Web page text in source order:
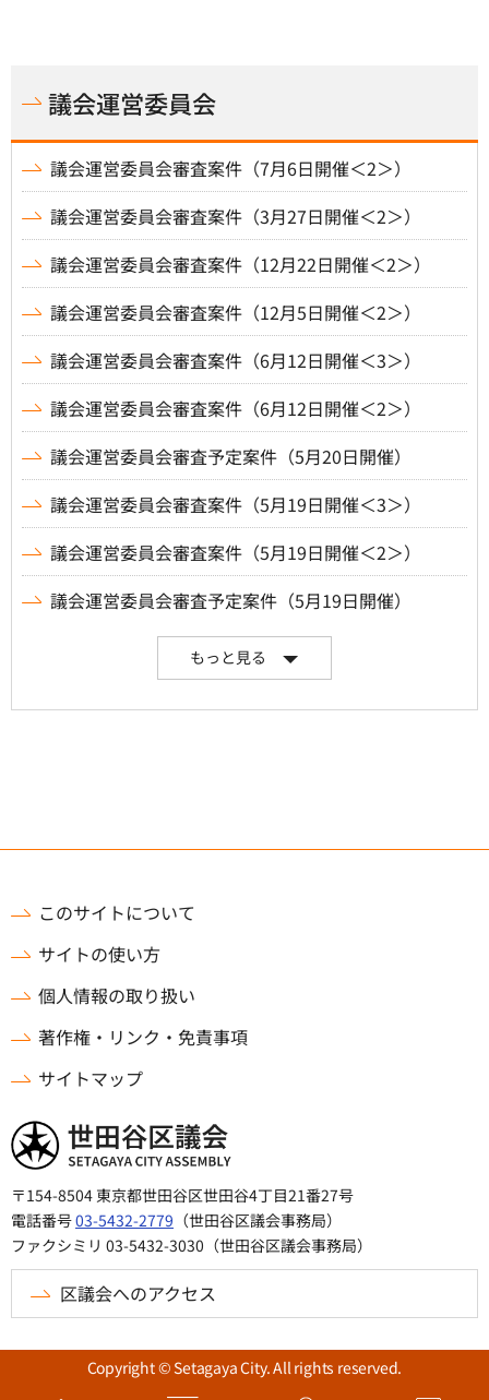
議会運営委員会
議会運営委員会審査案件（7月6日開催＜2＞）
議会運営委員会審査案件（3月27日開催＜2＞）
議会運営委員会審査案件（12月22日開催＜2＞）
議会運営委員会審査案件（12月5日開催＜2＞）
議会運営委員会審査案件（6月12日開催＜3＞）
議会運営委員会審査案件（6月12日開催＜2＞）
議会運営委員会審査予定案件（5月20日開催）
議会運営委員会審査案件（5月19日開催＜3＞）
議会運営委員会審査案件（5月19日開催＜2＞）
議会運営委員会審査予定案件（5月19日開催）
もっと見る
このサイトについて
サイトの使い方
個人情報の取り扱い
著作権・リンク・免責事項
サイトマップ
世田谷区議会
〒154-8504 東京都世田谷区世田谷4丁目21番27号
電話番号03-5432-2779 （世田谷区議会事務局）
ファクシミリ 03-5432-3030（世田谷区議会事務局）
区議会へのアクセス
Copyright © Setagaya City. All rights reserved.